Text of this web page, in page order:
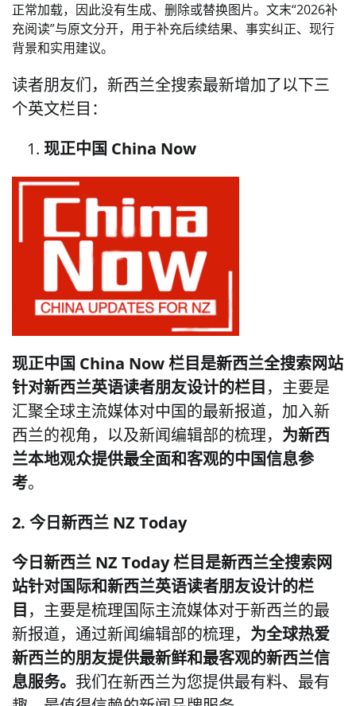
正常加载，因此没有生成、删除或替换图片。文末“2026补
充阅读”与原文分开，用于补充后续结果、事实纠正、现行
背景和实用建议。
读者朋友们，新西兰全搜索最新增加了以下三
个英文栏目：
现正中国 China Now
现正中国 China Now 栏目是新西兰全搜索网站
针对新西兰英语读者朋友设计的栏目 ，主要是
汇聚全球主流媒体对中国的最新报道，加入新
西兰的视角，以及新闻编辑部的梳理， 为新西
兰本地观众提供最全面和客观的中国信息参
考。
2. 今日新西兰 NZ Today
今日新西兰 NZ Today栏目是新西兰全搜索网
站针对国际和新西兰英语读者朋友设计的栏
目 ，主要是梳理国际主流媒体对于新西兰的最
新报道，通过新闻编辑部的梳理， 为全球热爱
新西兰的朋友提供最新鲜和最客观的新西兰信
息服务。 我们在新西兰为您提供最有料、最有